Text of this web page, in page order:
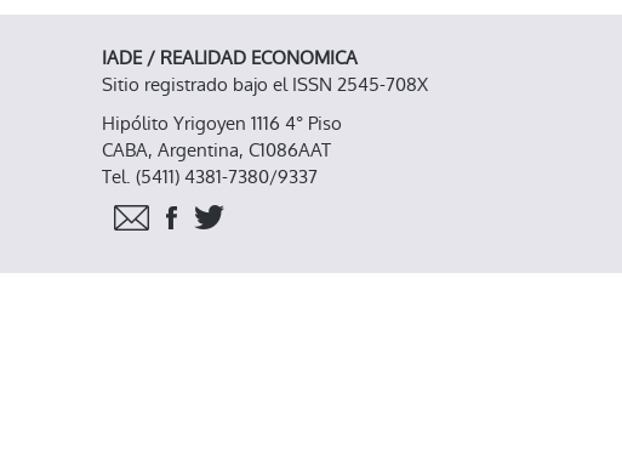
IADE / REALIDAD ECONOMICA
Sitio registrado bajo el ISSN 2545-708X
Hipólito Yrigoyen 1116 4° Piso
CABA, Argentina, C1086AAT
Tel. (5411) 4381-7380/9337